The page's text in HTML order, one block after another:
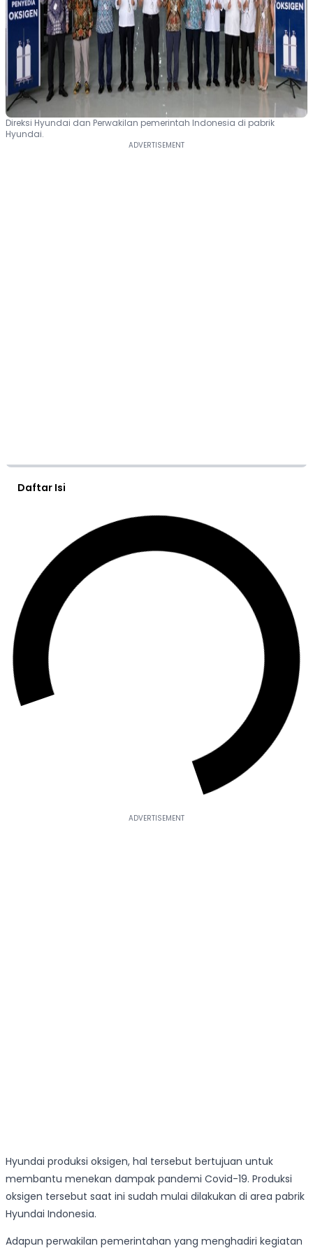
Direksi Hyundai dan Perwakilan pemerintah Indonesia di pabrik
Hyundai.
Daftar Isi
Hyundai produksi oksigen, hal tersebut bertujuan untuk
membantu menekan dampak pandemi Covid-19. Produksi
oksigen tersebut saat ini sudah mulai dilakukan di area pabrik
Hyundai Indonesia.
Adapun perwakilan pemerintahan yang menghadiri kegiatan